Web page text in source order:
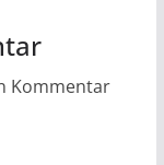
Kommentar